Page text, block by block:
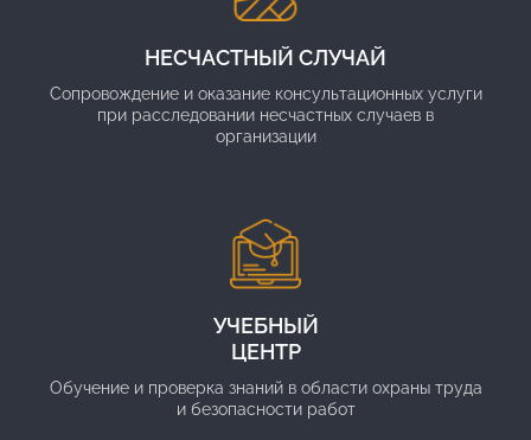
НЕСЧАСТНЫЙ СЛУЧАЙ
Сопровождение и оказание консультационных услуги
при расследовании несчастных случаев в
организации
УЧЕБНЫЙ
ЦЕНТР
Обучение и проверка знаний в области охраны труда
и безопасности работ